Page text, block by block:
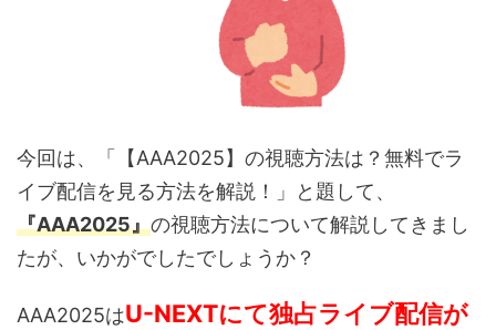
今回は、「【AAA2025】の視聴方法は？無料でラ
イブ配信を見る方法を解説！」と題して、
『AAA2025』の視聴方法について解説してきまし
たが、いかがでしたでしょうか？
AAA2025はU-NEXTにて独占ライブ配信が